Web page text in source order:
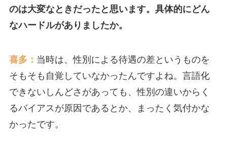
のは大変なときだったと思います。具体的にどん
なハードルがありましたか。
喜多： 当時は、性別による待遇の差というものを
そもそも自覚していなかったんですよね。言語化
できないしんどさがあっても、性別の違いからく
るバイアスが原因であるとか、まったく気付かな
かったです。